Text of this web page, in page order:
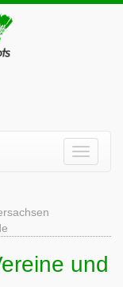
und